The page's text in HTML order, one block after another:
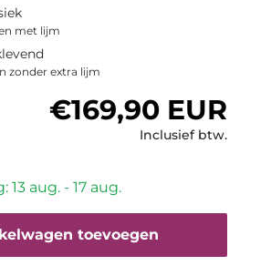
met lijm
zonder extra lijm
Normale prijs
€169,90 EUR
Inclusief btw.
aug. - 17 aug.
toevoegen